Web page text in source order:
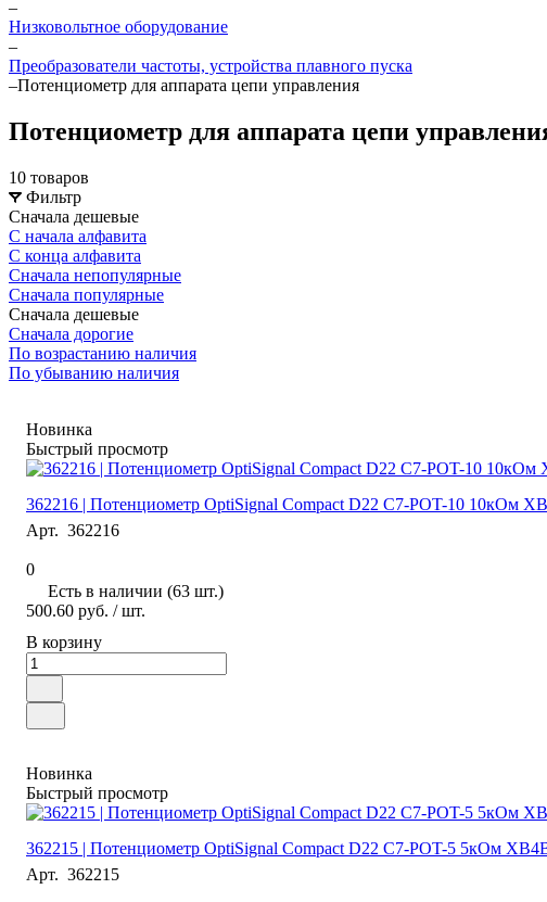
–
Низковольтное оборудование
–
Преобразователи частоты, устройства плавного пуска
–Потенциометр для аппарата цепи управления
Потенциометр для аппарата цепи
10 товаров
Фильтр
Сначала дешевые
С начала алфавита
С конца алфавита
Сначала непопулярные
Сначала популярные
Сначала дешевые
Сначала дорогие
По возрастанию наличия
По убыванию наличия
Новинка
Быстрый просмотр
362216 | Потенциометр OptiSignal Compact D22 С7-POT-10 10кОм
Арт. 362216
0
Есть в наличии (63 шт.)
500.60 руб. / шт.
В корзину
Новинка
Быстрый просмотр
362215 | Потенциометр OptiSignal Compact D22 С7-POT-5 5кОм
Арт. 362215